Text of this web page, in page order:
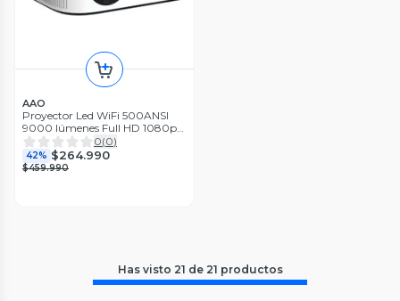
AAO
Proyector Led WiFi 500ANSI
9000 lúmenes Full HD 1080p
AAO YG550
0(0)
42% $264.990
$459.990
Has visto 21 de 21 productos